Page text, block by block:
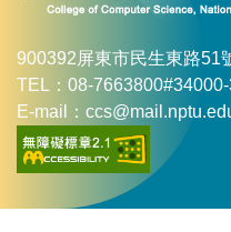
900392屏東市民生東路51
TEL：08-
E-mail：